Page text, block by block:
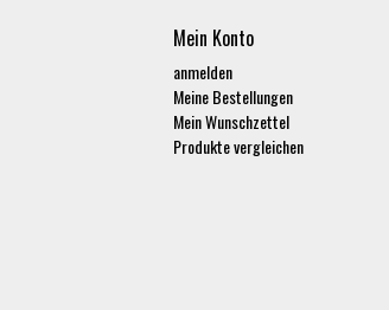
Mein Konto
anmelden
Meine Bestellungen
Mein Wunschzettel
Produkte vergleichen